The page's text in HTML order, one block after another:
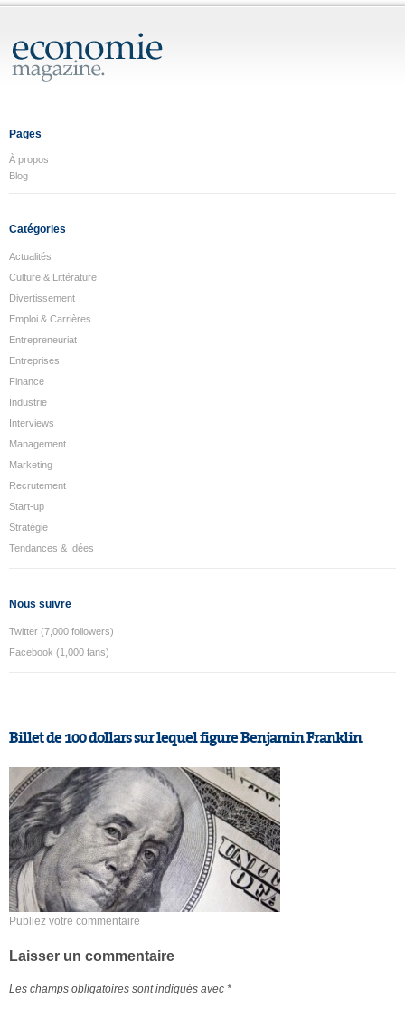
Pages
À propos
Blog
Catégories
Actualités
Culture & Littérature
Divertissement
Emploi & Carrières
Entrepreneuriat
Entreprises
Finance
Industrie
Interviews
Management
Marketing
Recrutement
Start-up
Stratégie
Tendances & Idées
Nous suivre
Twitter (7,000 followers)
Facebook (1,000 fans)
Billet de 100 dollars sur lequel figure Benjamin Franklin
Publiez votre commentaire
Laisser un commentaire
Les champs obligatoires sont indiqués avec *